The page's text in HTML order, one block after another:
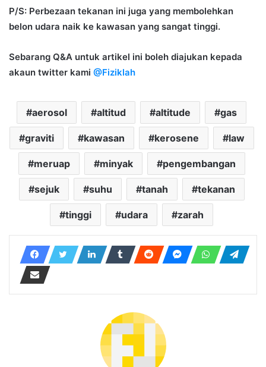
P/S: Perbezaan tekanan ini juga yang membolehkan
belon udara naik ke kawasan yang sangat tinggi.
Sebarang Q&A untuk artikel ini boleh diajukan kepada
akaun twitter kami @Fiziklah
aerosol altitud altitude gas
graviti kawasan kerosene law
meruap minyak pengembangan
sejuk suhu tanah tekanan
tinggi udara zarah